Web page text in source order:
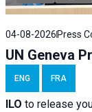
04-08-2026 Press
UN Geneva
ENG FRA
ILO to release